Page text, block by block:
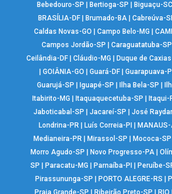
Bebedouro-SP
Bertioga-SP Biguaçu-SC
BRASÍLIA-DF| Brumado-BA| Cabreúva-
Caldas Novas-GO
|Campo Belo-MG |
Campos Jordão-SP
Caraguatatuba-SP
Ceilândia-DF| Cláudio-MG Duque de
GOIÂNIA-GO Guará-DF| Guarapuava-
Guarujá-SP
Iguapé-SP Ilha Bela-SP
Itabirito-MG
Itaquaquecetuba-SP Itaqui-
Jaboticabal-SP
Jacareí-SP José
Londrina-PR| Luís Correia-PI MANAUS-
Medianeira-PR
Mirassol-SP Mococa-SP
Morro Agudo-SP
Novo Progresso-PA |
SP
Paracatu-MG Parnaíba-PI Peruíbe-
Pirassununga-SP
PORTO ALEGRE-RS
Praia Grande-SP
Ribeirão Preto-SP